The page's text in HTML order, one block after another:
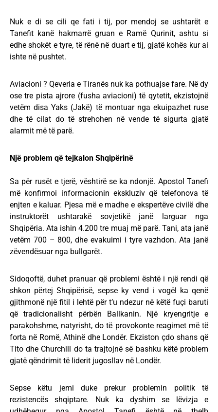
Nuk e di se cili qe fati i tij, por mendoj se ushtarët e
Tanefit kanë hakmarrë gruan e Ramë Qurinit, ashtu si
edhe shokët e tyre, të rënë në duart e tij, gjatë kohës kur ai
ishte në pushtet.
Aviacioni ? Qeveria e Tiranës nuk ka pothuajse fare. Në dy
ose tre pista ajrore (fusha aviacioni) të qytetit, ekzistojnë
vetëm disa Yaks (Jakë) të montuar nga ekuipazhet ruse
dhe të cilat do të strehohen në vende të sigurta gjatë
alarmit më të parë.
Një problem që tejkalon Shqipërinë
Sa për rusët e tjerë, vështirë se ka ndonjë. Apostol Tanefi
më konfirmoi informacionin ekskluziv që telefonova të
enjten e kaluar. Pjesa më e madhe e ekspertëve civilë dhe
instruktorët ushtarakë sovjetikë janë larguar nga
Shqipëria. Ata ishin 4.200 tre muaj më parë. Tani, ata janë
vetëm 700 – 800, dhe evakuimi i tyre vazhdon. Ata janë
zëvendësuar nga bullgarët.
Sidoqoftë, duhet pranuar që problemi është i një rendi që
shkon përtej Shqipërisë, sepse ky vend i vogël ka qenë
gjithmonë një fitil i lehtë për t’u ndezur në këtë fuçi baruti
që tradicionalisht përbën Ballkanin. Një kryengritje e
parakohshme, natyrisht, do të provokonte reagimet më të
forta në Romë, Athinë dhe Londër. Ekziston çdo shans që
Tito dhe Churchill do ta trajtojnë së bashku këtë problem
gjatë qëndrimit të liderit jugosllav në Londër.
Sepse këtu jemi duke prekur problemin politik të
rezistencës shqiptare. Nuk ka dyshim se lëvizja e